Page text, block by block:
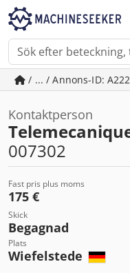
/ ... / Annons-ID:
Kontaktperson
007302
Fast pris plus moms
175 €
Skick
Begagnad
Plats
Wiefelstede